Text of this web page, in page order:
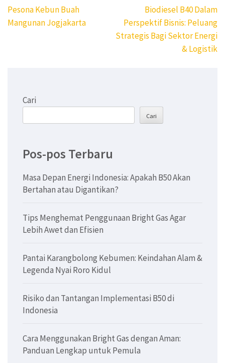
Navigasi
pos
Pesona Kebun Buah
Mangunan Jogjakarta
Biodiesel B40 Dalam
Perspektif Bisnis: Peluang
Strategis Bagi Sektor Energi
& Logistik
Cari
Cari
Pos-pos Terbaru
Masa Depan Energi Indonesia: Apakah B50 Akan
Bertahan atau Digantikan?
Tips Menghemat Penggunaan Bright Gas Agar
Lebih Awet dan Efisien
Pantai Karangbolong Kebumen: Keindahan Alam &
Legenda Nyai Roro Kidul
Risiko dan Tantangan Implementasi B50 di
Indonesia
Cara Menggunakan Bright Gas dengan Aman:
Panduan Lengkap untuk Pemula